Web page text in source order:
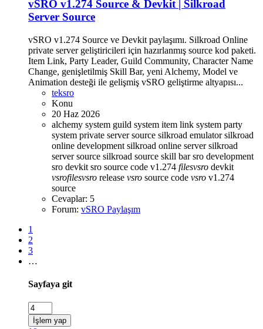
vSRO v1.274 Source & Devkit | Silkroad
Server Source
vSRO v1.274 Source ve Devkit paylaşımı. Silkroad Online
private server geliştiricileri için hazırlanmış source kod paketi.
Item Link, Party Leader, Guild Community, Character Name
Change, genişletilmiş Skill Bar, yeni Alchemy, Model ve
Animation desteği ile gelişmiş vSRO geliştirme altyapısı...
teksro
Konu
20 Haz 2026
alchemy system guild system item link system party
system private server source silkroad emulatorsilkroad
online development silkroad online serversilkroad
server source silkroad source skill barsro development
sro devkit sro source code v1.274 filesvsro devkit
vsrofilesvsro release vsro source code vsro v1.274
source
Cevaplar: 5
Forum: vSRO Paylaşım
1
2
3
…
Sayfaya git
İşlem yap